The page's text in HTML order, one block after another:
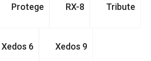
Protege RX-8 Tribute
Xedos 6 Xedos 9